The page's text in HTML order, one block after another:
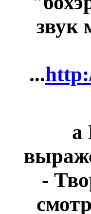
звук
...
а
-